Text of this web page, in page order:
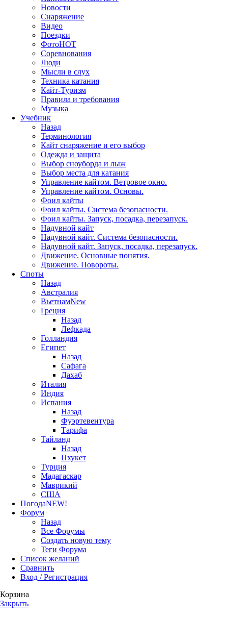
Новости
Снаряжение
Видео
Поездки
ФотоHOT
Соревнования
Люди
Мысли в слух
Техника катания
Кайт-Туризм
Правила и требования
Музыка
Учебник
Назад
Терминология
Кайт снаряжение и его выбор
Одежда и защита
Выбор сноуборда и лыж
Выбор места для катания
Управление кайтом. Ветровое окно.
Управление кайтом. Основы.
Фоил кайты
Фоил кайты. Система безопасности.
Фоил кайты. Запуск, посадка, перезапуск.
Надувной кайт
Надувной кайт. Система безопасности.
Надувной кайт. Запуск, посадка, перезапуск.
Движение. Основные понятия.
Движение. Повороты.
Споты
Назад
Австралия
ВьетнамNew
Греция
Назад
Лефкада
Голландия
Египет
Назад
Сафага
Дахаб
Италия
Индия
Испания
Назад
Фуэртевентура
Тарифа
Тайланд
Назад
Пхукет
Турция
Мадагаскар
Маврикий
США
ПогодаNEW!
Форум
Назад
Все Форумы
Создать новую тему
Теги Форума
Список желаний
Сравнить
Вход / Регистрация
Корзина
Закрыть